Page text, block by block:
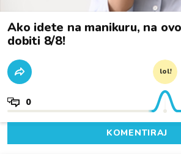
Ako idete na manikuru, na
dobiti 8/8!
lol!
0
KOMENTIRAJ